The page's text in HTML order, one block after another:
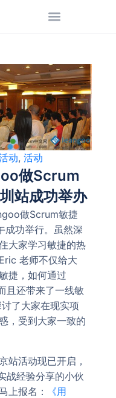
动, 活动
做Scrum
站成功举办
做Scrum敏捷
成功举行。虽然深
大家学习敏捷的热
老师不仅给大
捷，如何通过
且还带来了一线敏
了大家在现实项
，受到大家一致的
站活动现已开启，
战经验分享的小伙
上报名：
《用